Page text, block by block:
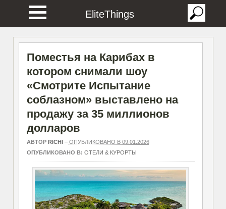
EliteThings
Поместья на Карибах в
котором снимали шоу
«Смотрите Испытание
соблазном» выставлено на
продажу за 35 миллионов
долларов
АВТОР RICHI– ОПУБЛИКОВАНО В 09.01.2026
ОПУБЛИКОВАНО В: ОТЕЛИ & КУРОРТЫ